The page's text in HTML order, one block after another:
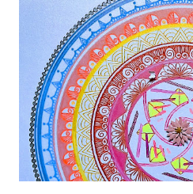
l’exterior de la teva ànima,
les diferents capes de l’aura,
aquests dibuixos, que són
els camins per on has de transitar.
aquest camí, tens la gran sort